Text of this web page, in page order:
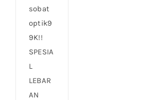
sobat
optik9
9K!!
SPESIA
L
LEBAR
AN